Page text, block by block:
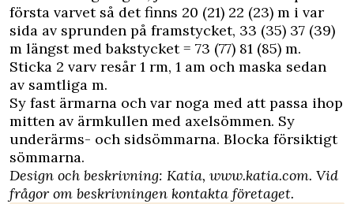
första varvet så det finns 20 (21) 22 (23) m i var
sida av sprunden på framstycket, 33 (35) 37 (39)
m längst med bakstycket = 73 (77) 81 (85) m.
Sticka 2 varv resår 1 rm, 1 am och maska sedan
av samtliga m.
Sy fast ärmarna och var noga med att passa ihop
mitten av ärmkullen med axelsömmen. Sy
underärms- och sidsömmarna. Blocka försiktigt
sömmarna.
Design och beskrivning: Katia, www.katia.com. Vid
frågor om beskrivningen kontakta företaget.